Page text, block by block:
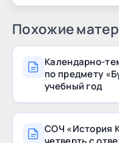
Похожие
Календарно-
по предмету «Букварь» 1
учебный год
СОЧ «История